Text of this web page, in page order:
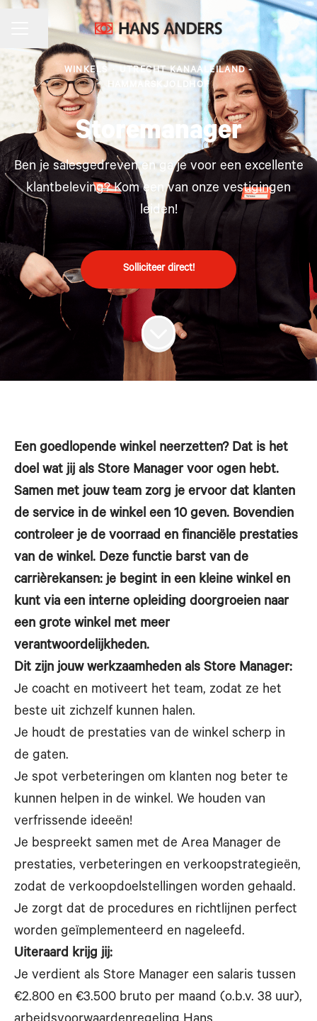
CARRIÈREMENU
Pagina delen
WINKELS · UTRECHT KANAALEILAND -
HAMMARSKJOLDHOF
Storemanager
Ben je salesgedreven en ga je voor een excellente
klantbeleving? Kom een van onze vestigingen
leiden!
Solliciteer direct!
Een goedlopende winkel neerzetten? Dat is het
doel wat jij als Store Manager voor ogen hebt.
Samen met jouw team zorg je ervoor dat klanten
de service in de winkel een 10 geven. Bovendien
controleer je de voorraad en financiële prestaties
van de winkel. Deze functie barst van de
carrièrekansen: je begint in een kleine winkel en
kunt via een interne opleiding doorgroeien naar
een grote winkel met meer
verantwoordelijkheden.
Dit zijn jouw werkzaamheden als Store Manager:
Je coacht en motiveert het team, zodat ze het
beste uit zichzelf kunnen halen.
Je houdt de prestaties van de winkel scherp in
de gaten.
Je spot verbeteringen om klanten nog beter te
kunnen helpen in de winkel. We houden van
verfrissende ideeën!
Je bespreekt samen met de Area Manager de
prestaties, verbeteringen en verkoopstrategieën,
zodat de verkoopdoelstellingen worden gehaald.
Je zorgt dat de procedures en richtlijnen perfect
worden geïmplementeerd en nageleefd.
Uiteraard krijg jij:
Je verdient als Store Manager een salaris tussen
€2.800 en €3.500 bruto per maand (o.b.v. 38 uur),